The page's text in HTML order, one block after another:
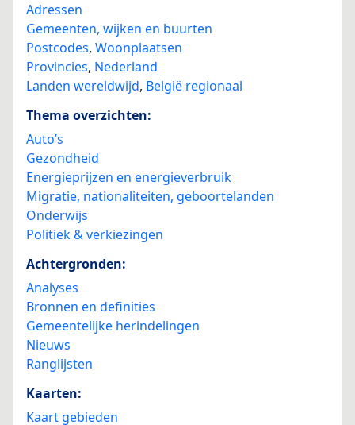
Adressen
Gemeenten, wijken en buurten
Postcodes, Woonplaatsen
Provincies, Nederland
Landen wereldwijd, België regionaal
Thema overzichten:
Auto’s
Gezondheid
Energieprijzen en energieverbruik
Migratie, nationaliteiten, geboortelanden
Onderwijs
Politiek & verkiezingen
Achtergronden:
Analyses
Bronnen en definities
Gemeentelijke herindelingen
Nieuws
Ranglijsten
Kaarten:
Kaart gebieden